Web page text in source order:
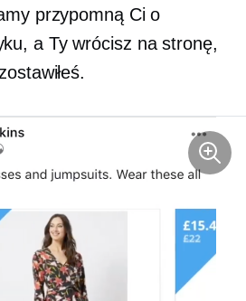
przypomną Ci o
a Ty wrócisz na stronę,